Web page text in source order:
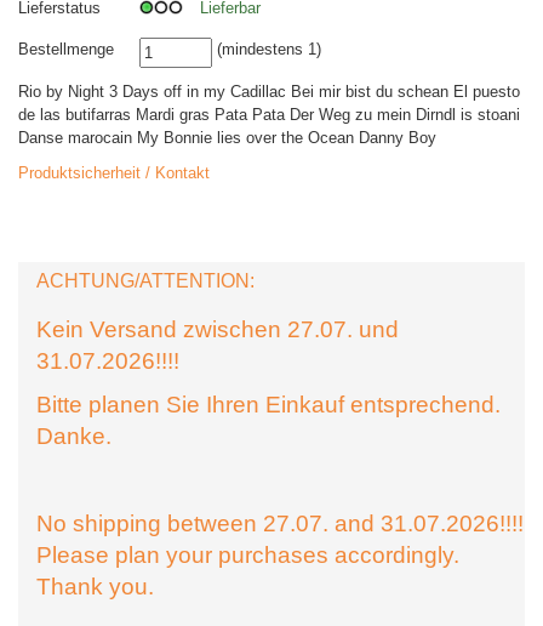
Lieferstatus
Lieferbar
Bestellmenge (mindestens 1)
Rio by Night 3 Days off in my Cadillac Bei mir bist du schean El puesto
de las butifarras Mardi gras Pata Pata Der Weg zu mein Dirndl is stoani
Danse marocain My Bonnie lies over the Ocean Danny Boy
Produktsicherheit / Kontakt
ACHTUNG/ATTENTION:
Kein Versand zwischen 27.07. und
31.07.2026!!!!
Bitte planen Sie Ihren Einkauf entsprechend.
Danke.
No shipping between 27.07. and 31.07.2026!!!!
Please plan your purchases accordingly.
Thank you.